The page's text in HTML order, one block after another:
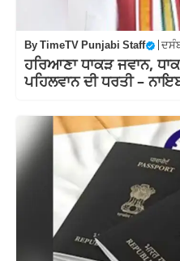
ByTimeTV Punjabi Staff
ਹਰਿਆਣਾ ਧਾਕੜ ਜਵਾਨ,
ਪਹਿਲਵਾਨ ਦੀ ਧਰਤੀ –